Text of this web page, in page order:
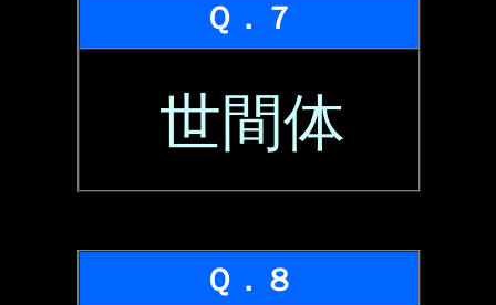
Ｑ．７
世間体
Ｑ．８